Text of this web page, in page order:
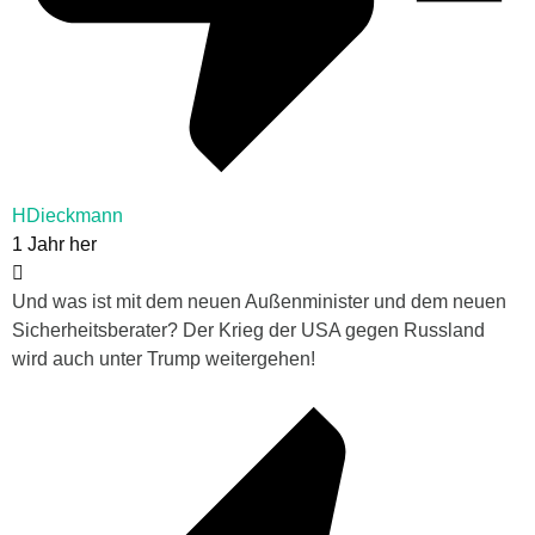
HDieckmann
1 Jahr her
Und was ist mit dem neuen Außenminister und dem neuen
Sicherheitsberater? Der Krieg der USA gegen Russland
wird auch unter Trump weitergehen!